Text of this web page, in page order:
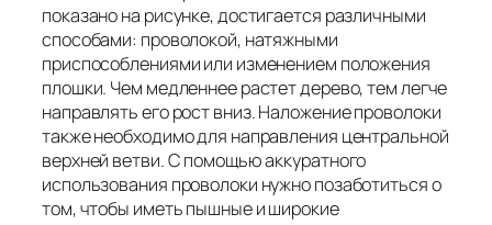
показано на рисунке, достигается различными
способами: проволокой, натяжными
приспособлениями или изменением положения
плошки. Чем медленнее растет дерево, тем легче
направлять его рост вниз. Наложение проволоки
также необходимо для направления центральной
верхней ветви. С помощью аккуратного
использования проволоки нужно позаботиться о
том, чтобы иметь пышные и широкие